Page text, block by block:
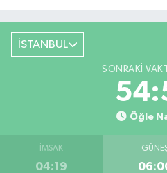
İSTANBUL
SONRAKI
Öğle
İMSAK
04:19